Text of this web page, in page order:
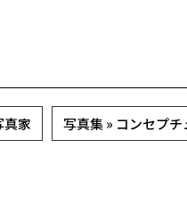
真家 写真集 » コンセプチ